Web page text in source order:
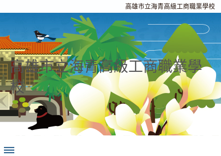
高雄市立海青高級工商職業學校
高雄市立海青高級工商職業學
校